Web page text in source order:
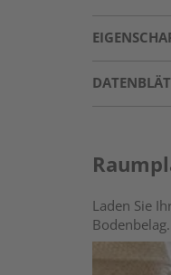
Laden Sie
Bodenbelag.